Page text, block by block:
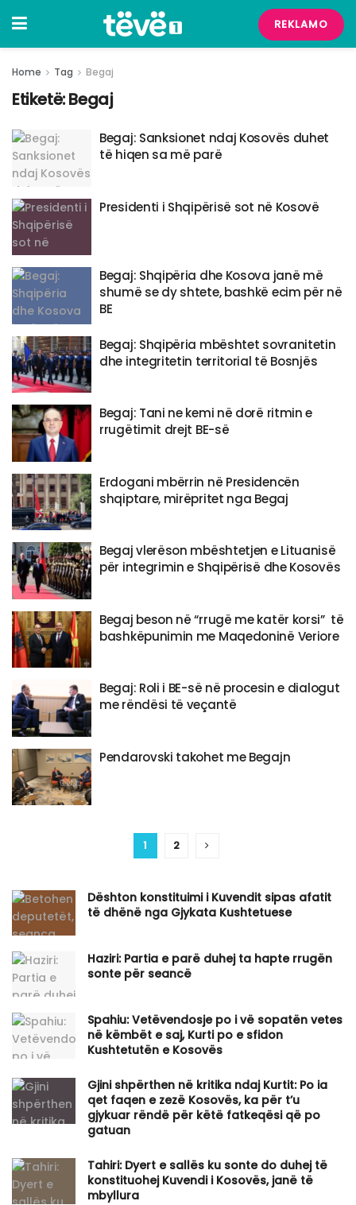
REKLAMO
Home Tag Begaj
Etiketë:Begaj
Begaj: Sanksionet ndaj Kosovës duhet
të hiqen sa më parë
Presidenti i Shqipërisë sot në Kosovë
Begaj: Shqipëria dhe Kosova janë më
shumë se dy shtete, bashkë ecim për në
BE
Begaj: Shqipëria mbështet sovranitetin
dhe integritetin territorial të Bosnjës
Begaj: Tani ne kemi në dorë ritmin e
rrugëtimit drejt BE-së
Erdogani mbërrin në Presidencën
shqiptare, mirëpritet nga Begaj
Begaj vlerëson mbështetjen e Lituanisë
për integrimin e Shqipërisë dhe Kosovës
Begaj beson në “rrugë me katër korsi” të
bashkëpunimin me Maqedoninë Veriore
Begaj: Roli i BE-së në procesin e dialogut
me rëndësi të veçantë
Pendarovski takohet me Begajn
1 2
Dështon konstituimi i Kuvendit sipas afatit
të dhënë nga Gjykata Kushtetuese
Haziri: Partia e parë duhej ta hapte rrugën
sonte për seancë
Spahiu: Vetëvendosje po i vë sopatën vetes
në këmbët e saj, Kurti po e sfidon
Kushtetutën e Kosovës
Gjini shpërthen në kritika ndaj Kurtit: Po ia
qet faqen e zezë Kosovës, ka për t’u
gjykuar rëndë për këtë fatkeqësi që po
gatuan
Tahiri: Dyert e sallës ku sonte do duhej të
konstituohej Kuvendi i Kosovës, janë të
mbyllura